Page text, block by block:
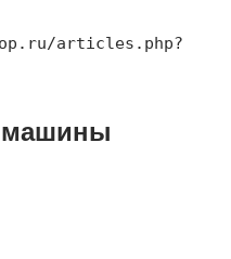
articles.php?
машины